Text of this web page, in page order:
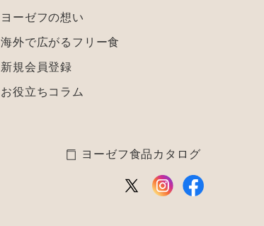
ヨーゼフの想い
海外で広がるフリー食
新規会員登録
お役立ちコラム
ヨーゼフ食品カタログ